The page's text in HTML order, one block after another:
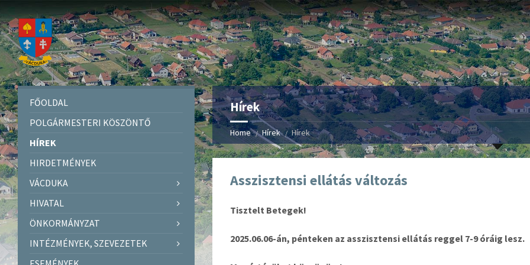
Hírek
Home Hírek Hírek
Asszisztensi ellátás változás
Tisztelt Betegek!
2025.06.06-án, pénteken az asszisztensi ellátás reggel 7-9 óráig lesz.
FŐOLDAL
POLGÁRMESTERI KÖSZÖNTŐ
HÍREK
HIRDETMÉNYEK
VÁCDUKA
HIVATAL
ÖNKORMÁNYZAT
INTÉZMÉNYEK, SZEVEZETEK